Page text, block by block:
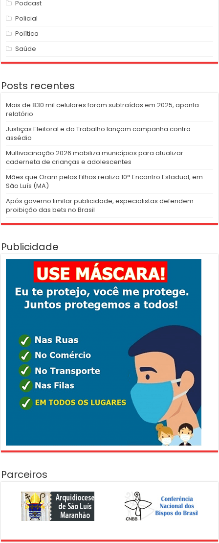
Podcast
Policial
Política
Saúde
Posts recentes
Mais de 830 mil celulares foram subtraídos em 2025, aponta
relatório
Justiças Eleitoral e do Trabalho lançam campanha contra
assédio
Multivacinação 2026 mobiliza municípios para atualizar
caderneta de crianças e adolescentes
Mães que Oram pelos Filhos realiza 10° Encontro Estadual, em
São Luís (MA)
Após governo limitar publicidade, especialistas defendem
proibição das bets no Brasil
Publicidade
Parceiros